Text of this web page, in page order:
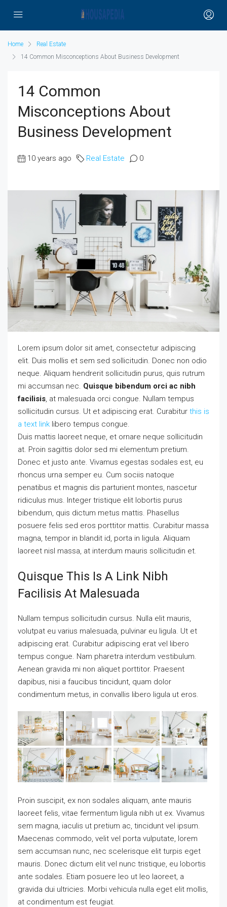
Home
Real Estate
14 Common Misconceptions About Business Development
14 Common
Misconceptions About
Business Development
10 years ago Real Estate 0
Lorem ipsum dolor sit amet, consectetur adipiscing
elit. Duis mollis et sem sed sollicitudin. Donec non odio
neque. Aliquam hendrerit sollicitudin purus, quis rutrum
mi accumsan nec. Quisque bibendum orci ac nibh
facilisis, at malesuada orci congue. Nullam tempus
sollicitudin cursus. Ut et adipiscing erat. Curabitur this is
a text link libero tempus congue.
Duis mattis laoreet neque, et ornare neque sollicitudin
at. Proin sagittis dolor sed mi elementum pretium.
Donec et justo ante. Vivamus egestas sodales est, eu
rhoncus urna semper eu. Cum sociis natoque
penatibus et magnis dis parturient montes, nascetur
ridiculus mus. Integer tristique elit lobortis purus
bibendum, quis dictum metus mattis. Phasellus
posuere felis sed eros porttitor mattis. Curabitur massa
magna, tempor in blandit id, porta in ligula. Aliquam
laoreet nisl massa, at interdum mauris sollicitudin et.
Quisque This Is A Link Nibh
Facilisis At Malesuada
Nullam tempus sollicitudin cursus. Nulla elit mauris,
volutpat eu varius malesuada, pulvinar eu ligula. Ut et
adipiscing erat. Curabitur adipiscing erat vel libero
tempus congue. Nam pharetra interdum vestibulum.
Aenean gravida mi non aliquet porttitor. Praesent
dapibus, nisi a faucibus tincidunt, quam dolor
condimentum metus, in convallis libero ligula ut eros.
Proin suscipit, ex non sodales aliquam, ante mauris
laoreet felis, vitae fermentum ligula nibh ut ex. Vivamus
sem magna, iaculis ut pretium ac, tincidunt vel ipsum.
Maecenas commodo, velit vel porta vulputate, lorem
sem accumsan nunc, nec scelerisque elit turpis eget
mauris. Donec dictum elit vel nunc tristique, eu lobortis
ante sodales. Etiam posuere leo ut leo laoreet, a
gravida dui ultricies. Morbi vehicula nulla eget elit mollis,
at condimentum est feugiat.